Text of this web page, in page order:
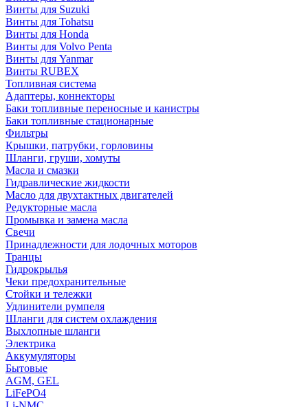
Винты для Suzuki
Винты для Tohatsu
Винты для Honda
Винты для Volvo Penta
Винты для Yanmar
Винты RUBEX
Топливная система
Адаптеры, коннекторы
Баки топливные переносные и канистры
Баки топливные стационарные
Фильтры
Крышки, патрубки, горловины
Шланги, груши, хомуты
Масла и смазки
Гидравлические жидкости
Масло для двухтактных двигателей
Редукторные масла
Промывка и замена масла
Свечи
Принадлежности для лодочных моторов
Транцы
Гидрокрылья
Чеки предохранительные
Стойки и тележки
Удлинители румпеля
Шланги для систем охлаждения
Выхлопные шланги
Электрика
Аккумуляторы
Бытовые
AGM, GEL
LiFePO4